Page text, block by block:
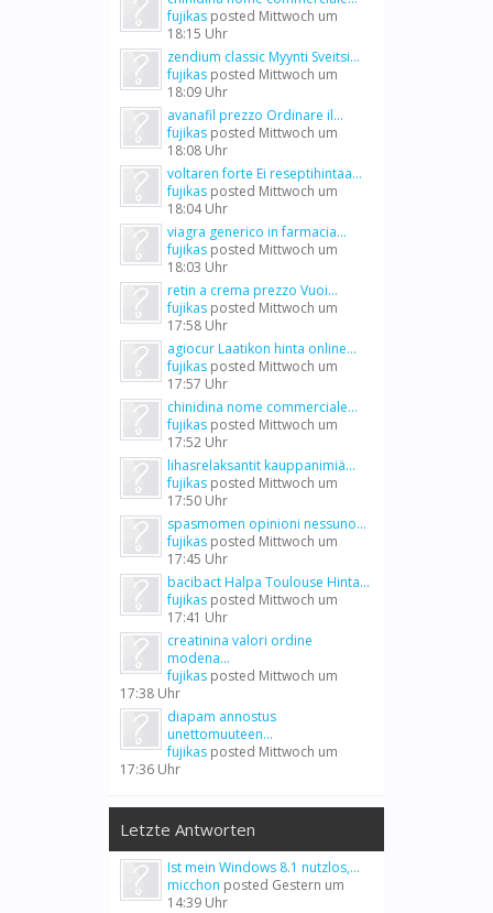
fujikas posted Mittwoch um
18:15 Uhr
zendium classic Myynti Sveitsi...
fujikas posted Mittwoch um
18:09 Uhr
avanafil prezzo Ordinare il...
fujikas posted Mittwoch um
18:08 Uhr
voltaren forte Ei reseptihintaa...
fujikas posted Mittwoch um
18:04 Uhr
viagra generico in farmacia...
fujikas posted Mittwoch um
18:03 Uhr
retin a crema prezzo Vuoi...
fujikas posted Mittwoch um
17:58 Uhr
agiocur Laatikon hinta online...
fujikas posted Mittwoch um
17:57 Uhr
chinidina nome commerciale...
fujikas posted Mittwoch um
17:52 Uhr
lihasrelaksantit kauppanimiä...
fujikas posted Mittwoch um
17:50 Uhr
spasmomen opinioni nessuno...
fujikas posted Mittwoch um
17:45 Uhr
bacibact Halpa Toulouse Hinta...
fujikas posted Mittwoch um
17:41 Uhr
creatinina valori ordine
modena...
fujikas posted Mittwoch um
17:38 Uhr
diapam annostus
unettomuuteen...
fujikas posted Mittwoch um
17:36 Uhr
Letzte Antworten
Ist mein Windows 8.1 nutzlos,...
micchon posted Gestern um
14:39 Uhr